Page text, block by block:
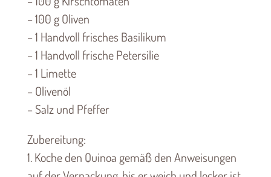
– 100 g Oliven
– 1 Handvoll frisches Basilikum
– 1 Handvoll frische Petersilie
– 1 Limette
– Olivenöl
– Salz und Pfeffer
Zubereitung:
1. Koche den Quinoa gemäß den Anweisungen